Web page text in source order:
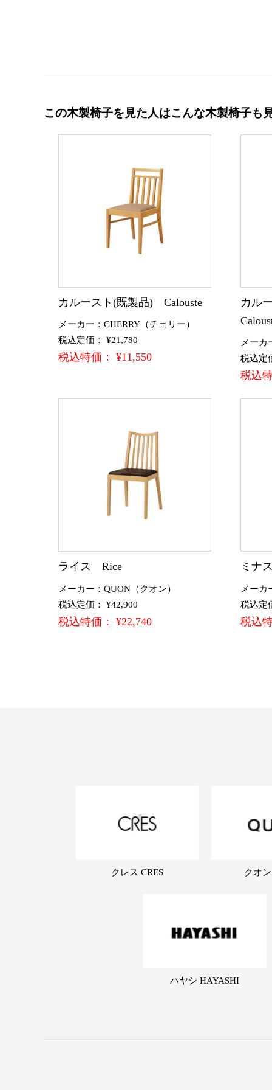
この木製椅子を見た人はこんな木製椅子も
カルースト(既製品) Calouste
メーカー：CHERRY（チェリー）
税込定価： ¥21,780
税込特価： ¥11,550
カル
メーカ
税込定
税込
ライス Rice
メーカー：QUON（クオン）
税込定価： ¥42,900
税込特価： ¥22,740
ミナ
メーカ
税込定
税込
クレス CRES クオ
ハヤシ HAYASHI